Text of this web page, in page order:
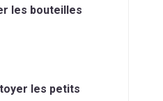
les bouteilles
les petits